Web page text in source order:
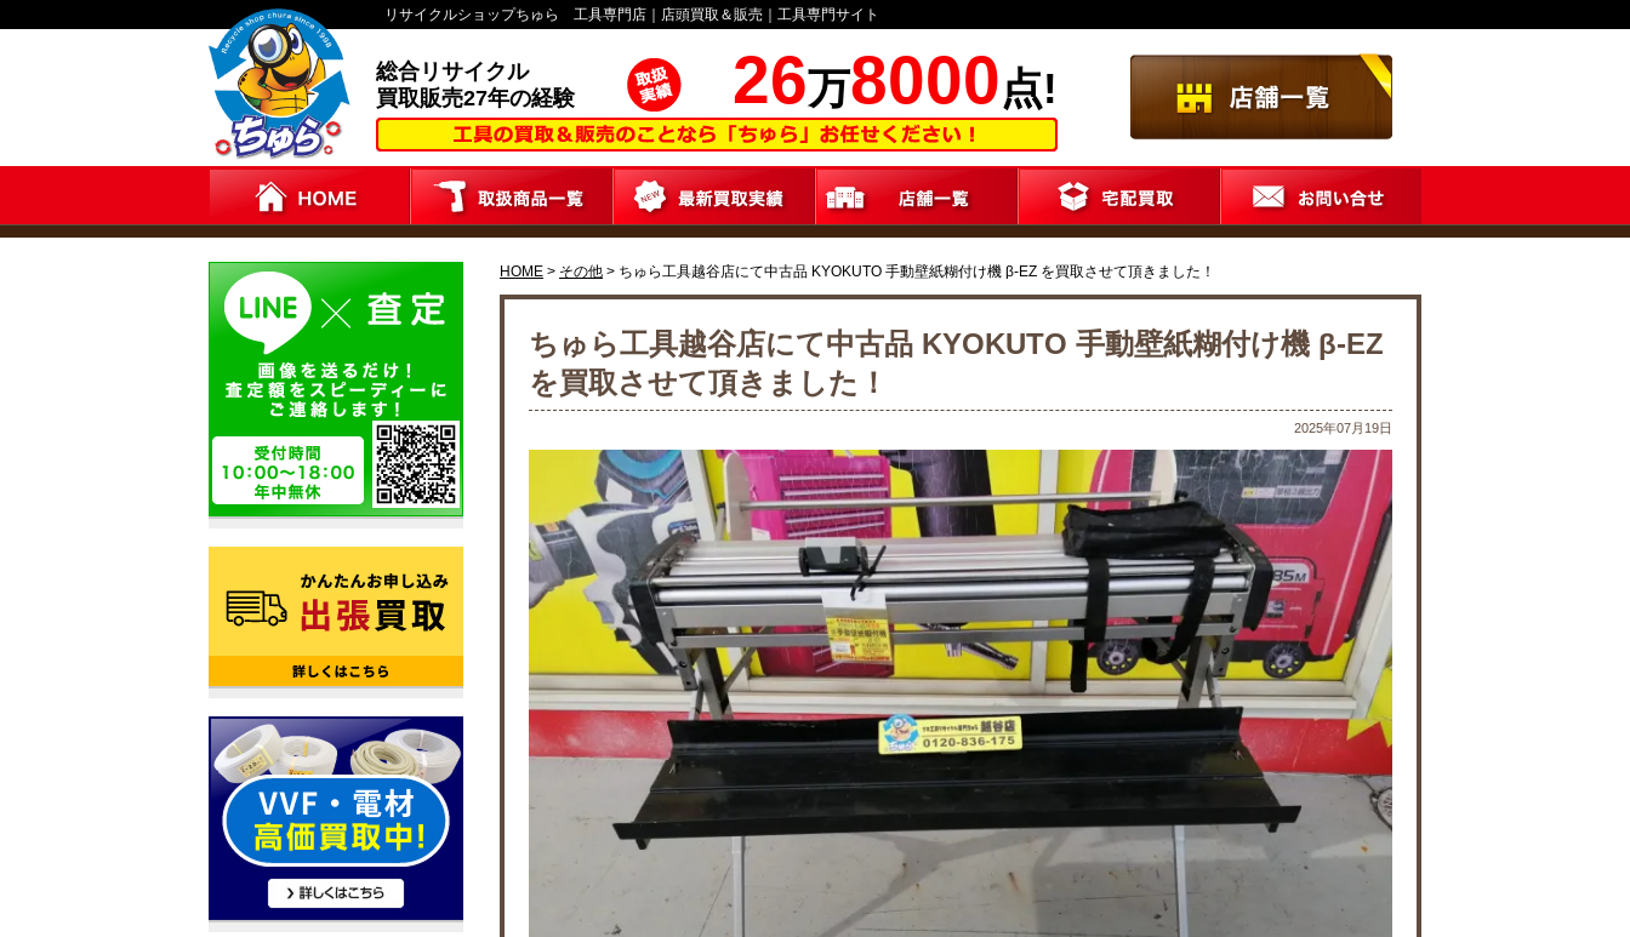
リサイクルショップちゅら 工具専門店｜店頭買取＆販売｜工具専門サイト
総合リサイクル
買取販売27年の経験
26万8000点!
HOME > その他 > ちゅら工具越谷店にて中古品 KYOKUTO 手動壁紙糊付け機 β-EZ を買取させて頂きました！
ちゅら工具越谷店にて中古品 KYOKUTO 手動壁紙糊付け機 β-EZ
を買取させて頂きました！
2025年07月19日